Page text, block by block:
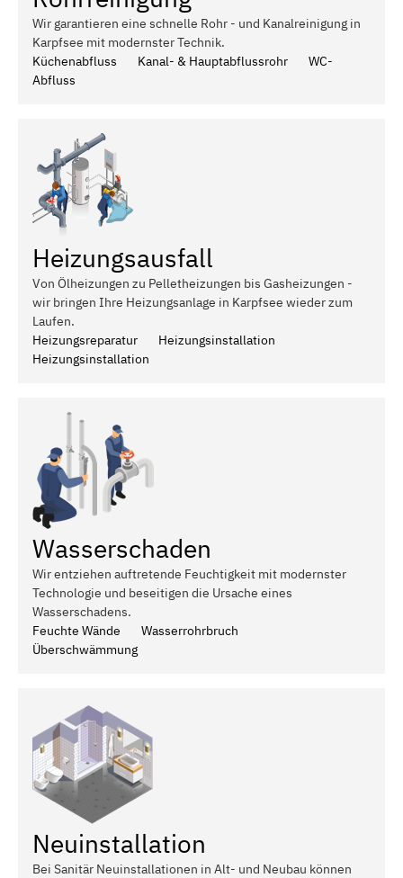
Wir garantieren eine schnelle Rohr - und Kanalreinigung in
Karpfsee mit modernster Technik.
Küchenabfluss
Kanal- & Hauptabflussrohr
WC-
Abfluss
Heizungsausfall
Von Ölheizungen zu Pelletheizungen bis Gasheizungen -
wir bringen Ihre Heizungsanlage in Karpfsee wieder zum
Laufen.
Heizungsreparatur
Heizungsinstallation
Heizungsinstallation
Wasserschaden
Wir entziehen auftretende Feuchtigkeit mit modernster
Technologie und beseitigen die Ursache eines
Wasserschadens.
Feuchte Wände
Wasserrohrbruch
Überschwämmung
Neuinstallation
Bei Sanitär Neuinstallationen in Alt- und Neubau können